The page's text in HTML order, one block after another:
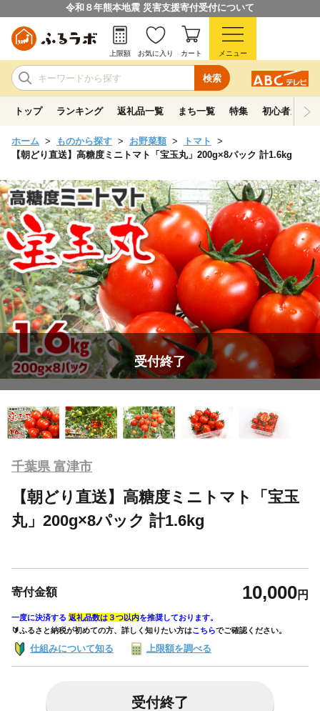
令和８年熊本地震 災害支援寄付受付について
検索
上限額 お気に入り カート メニュー
トップ ランキング 返礼品一覧 まち一覧 特集 初心者ガイド
ホーム ものから探す お野菜類
トマト
【朝どり直送】高糖度ミニトマト「宝玉丸」200g×8パック 計1.6kg
受付終了
千葉県 富津市
【朝どり直送】高糖度ミニトマト「宝玉
丸」200g×8パック 計1.6kg
寄付金額 10,000円
一度に決済する 返礼品数は３つ以内を推奨しております。
🔰ふるさと納税が初めての方、詳しく知りたい方はこちらでご確認ください。
仕組みについて知る 上限額を調べる
受付終了